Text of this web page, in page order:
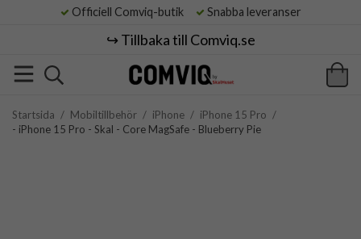
Officiell Comviq-butik Snabba leveranser
↪️ Tillbaka till Comviq.se
Startsida / Mobiltillbehör / iPhone / iPhone 15 Pro /
- iPhone 15 Pro - Skal - Core MagSafe - Blueberry Pie